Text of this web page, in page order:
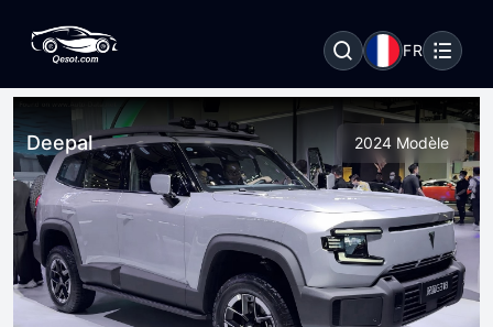
FR
Deepal 2024 Modèle